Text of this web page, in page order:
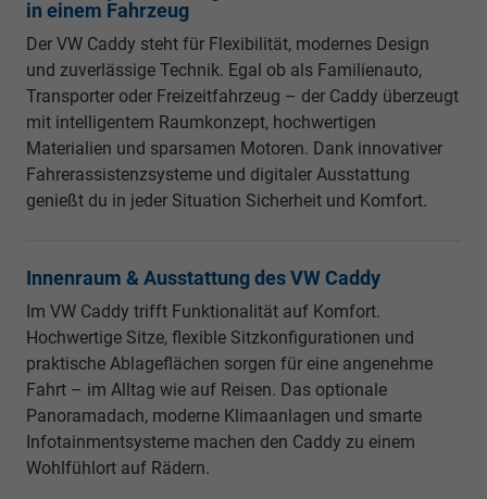
in einem Fahrzeug
Der VW Caddy steht für Flexibilität, modernes Design
und zuverlässige Technik. Egal ob als Familienauto,
Transporter oder Freizeitfahrzeug – der Caddy überzeugt
mit intelligentem Raumkonzept, hochwertigen
Materialien und sparsamen Motoren. Dank innovativer
Fahrerassistenzsysteme und digitaler Ausstattung
genießt du in jeder Situation Sicherheit und Komfort.
Innenraum & Ausstattung des VW Caddy
Im VW Caddy trifft Funktionalität auf Komfort.
Hochwertige Sitze, flexible Sitzkonfigurationen und
praktische Ablageflächen sorgen für eine angenehme
Fahrt – im Alltag wie auf Reisen. Das optionale
Panoramadach, moderne Klimaanlagen und smarte
Infotainmentsysteme machen den Caddy zu einem
Wohlfühlort auf Rädern.